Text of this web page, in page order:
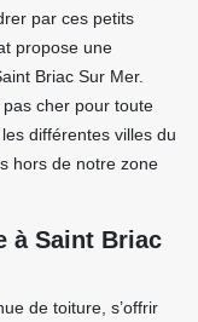
par ces petits
propose une
Briac Sur Mer.
cher pour toute
différentes villes du
hors de notre zone
à Saint Briac
de toiture, s’offrir